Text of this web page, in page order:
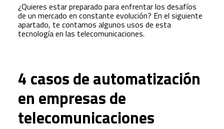
¿Quieres estar preparado para enfrentar los desafíos
de un mercado en constante evolución? En el siguiente
apartado, te contamos algunos usos de esta
tecnología en las telecomunicaciones.
4 casos de automatización
en empresas de
telecomunicaciones